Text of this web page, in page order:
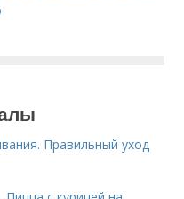
Правильный уход